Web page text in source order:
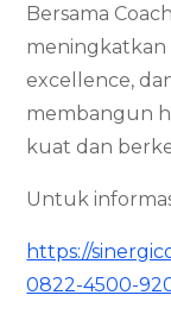
Bersama
meningkatkan
excellence,
membangun
kuat dan
Untuk
https://
0822-4500-